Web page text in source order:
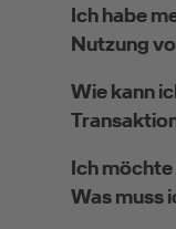
Ich habe
Nutzung
Wie kann
Ich
Was muss